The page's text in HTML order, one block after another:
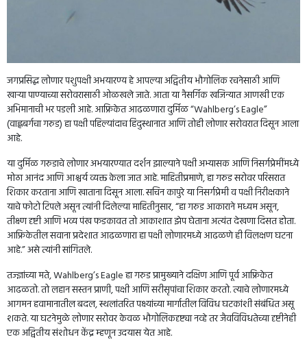
जगप्रसिद्ध लोणार पशुपक्षी अभयारण्य हे आपल्या अद्वितीय भौगोलिक रचनेसाठी आणि
खाऱ्या पाण्याच्या सरोवरासाठी ओळखले जाते. आता या नैसर्गिक खजिन्यात आणखी एक
अभिमानाची भर पडली आहे. आफ्रिकेत आढळणारा दुर्मिळ “Wahlberg’s Eagle”
(वाह्लबर्गचा गरुड) हा पक्षी पहिल्यांदाच हिंदुस्थानात आणि तोही लोणार सरोवरात दिसून आला
आहे.
या दुर्मिळ गरुडाचे लोणार अभयारण्यात दर्शन झाल्याने पक्षी अभ्यासक आणि निसर्गप्रेमींमध्ये
मोठा आनंद आणि आश्चर्य व्यक्त केला जात आहे. माहितीप्रमाणे, हा गरुड सरोवर परिसरात
शिकार करताना आणि खाताना दिसून आला. सचिन कापुरे या निसर्गप्रेमी व पक्षी निरीक्षकाने
याचे फोटो टिपले असून त्यांनी दिलेल्या माहितीनुसार, “हा गरुड आकाराने मध्यम असून,
तीक्ष्ण दृष्टी आणि भव्य पंख फडकावत तो आकाशात झेप घेताना अत्यंत देखणा दिसत होता.
आफ्रिकेतील सवाना प्रदेशात आढळणारा हा पक्षी लोणारमध्ये आढळणे ही विलक्षण घटना
आहे.” असे त्यांनी सांगितले.
तज्ज्ञांच्या मते, Wahlberg’s Eagle हा गरुड प्रामुख्याने दक्षिण आणि पूर्व आफ्रिकेत
आढळतो. तो लहान सस्तन प्राणी, पक्षी आणि सरीसृपांचा शिकार करतो. त्याचे लोणारमध्ये
आगमन हवामानातील बदल, स्थलांतरित पक्ष्यांच्या मार्गातील विविध घटकांशी संबंधित असू
शकते. या घटनेमुळे लोणार सरोवर केवळ भौगोलिकदृष्ट्या नव्हे तर जैवविविधतेच्या दृष्टीनेही
एक अद्वितीय संशोधन केंद्र म्हणून उदयास येत आहे.